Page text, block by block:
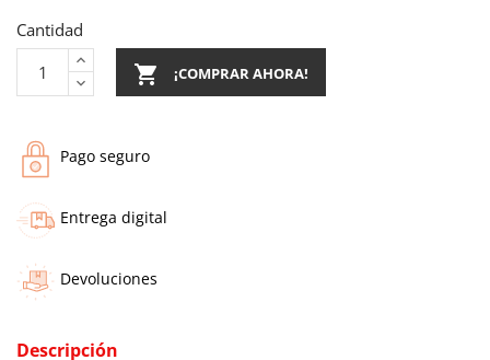
Cantidad
 ¡COMPRAR AHORA!
Pago seguro
Entrega digital
Devoluciones
Descripción